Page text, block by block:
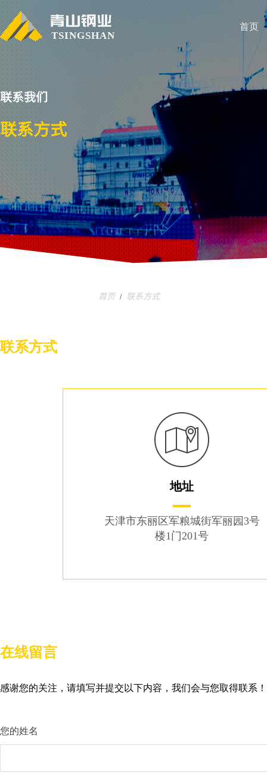
联系我们
联系方式
首页 / 联系方式
联系方式
地址
天津市东丽区军粮城街军丽园3号
楼1门201号
您的姓名
在线留言
感谢您的关注，请填写并提交以下内容，我们会与您取得联系！
TSINGSHAN
首页